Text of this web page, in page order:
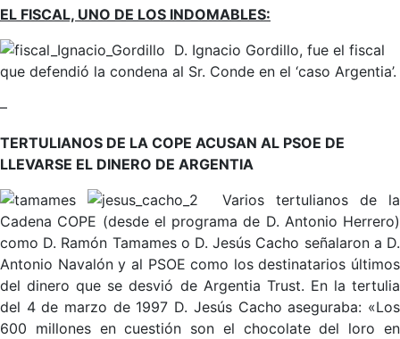
EL FISCAL, UNO DE LOS INDOMABLES:
D. Ignacio Gordillo, fue el fiscal
que defendió la condena al Sr. Conde en el ‘caso Argentia’.
–
TERTULIANOS DE LA COPE ACUSAN AL PSOE DE
LLEVARSE EL DINERO DE ARGENTIA
Varios tertulianos de la
Cadena COPE (desde el programa de D. Antonio Herrero)
como D. Ramón Tamames o D. Jesús Cacho señalaron a D.
Antonio Navalón y al PSOE como los destinatarios últimos
del dinero que se desvió de Argentia Trust. En la tertulia
del 4 de marzo de 1997 D. Jesús Cacho aseguraba: «Los
600 millones en cuestión son el chocolate del loro en